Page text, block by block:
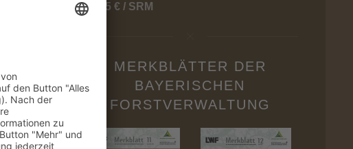
für 95 € / SRM
MERKBLÄTTER DER
BAYERISCHEN
FORSTVERWALTUNG